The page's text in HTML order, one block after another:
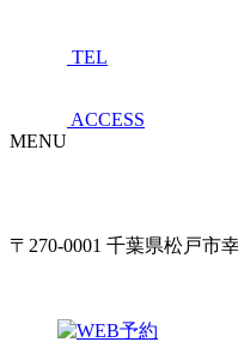
TEL
ACCESS
MENU
〒270-0001 千葉県松戸市